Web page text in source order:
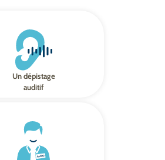
Un dépistage
auditif